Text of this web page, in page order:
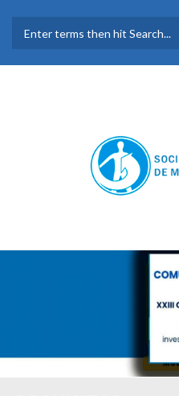
FORMULARIO DE
BÚSQUEDA